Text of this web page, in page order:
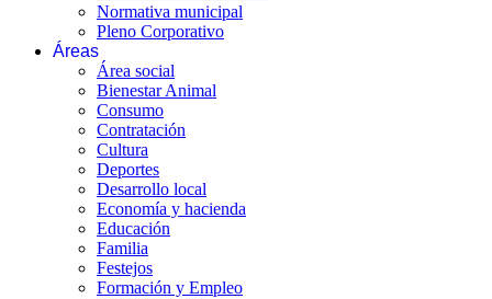
Normativa municipal
Pleno Corporativo
Áreas
Área social
Bienestar Animal
Consumo
Contratación
Cultura
Deportes
Desarrollo local
Economía y hacienda
Educación
Familia
Festejos
Formación y Empleo